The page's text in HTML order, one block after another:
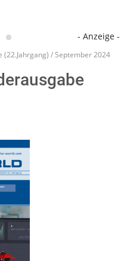
- Anzeige -
(22.Jahrgang) / September 2024